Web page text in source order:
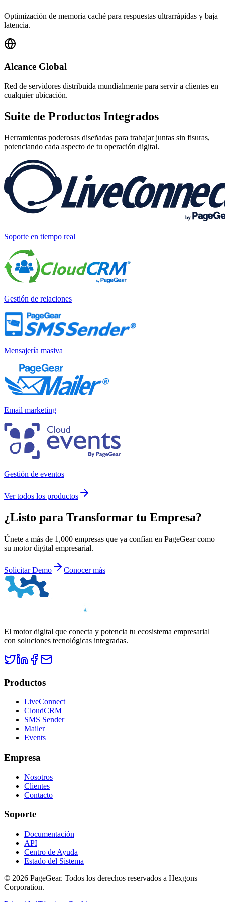
Optimización de memoria caché para respuestas ultrarrápidas y baja
latencia.
Alcance Global
Red de servidores distribuida mundialmente para servir a clientes en
cualquier ubicación.
Suite de Productos Integrados
Herramientas poderosas diseñadas para trabajar juntas sin fisuras,
potenciando cada aspecto de tu operación digital.
Soporte en tiempo real
Gestión de relaciones
Mensajería masiva
Email marketing
Gestión de eventos
Ver todos los productos
¿Listo para Transformar tu Empresa?
Únete a más de 1,000 empresas que ya confían en PageGear como
su motor digital empresarial.
Solicitar Demo Conocer más
El motor digital que conecta y potencia tu ecosistema empresarial
con soluciones tecnológicas integradas.
Productos
LiveConnect
CloudCRM
SMS Sender
Mailer
Events
Empresa
Nosotros
Clientes
Contacto
Soporte
Documentación
API
Centro de Ayuda
Estado del Sistema
© 2026 PageGear. Todos los derechos reservados a Hexgons
Corporation.